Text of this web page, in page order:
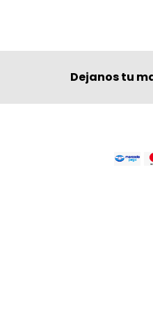
Dejanos tu